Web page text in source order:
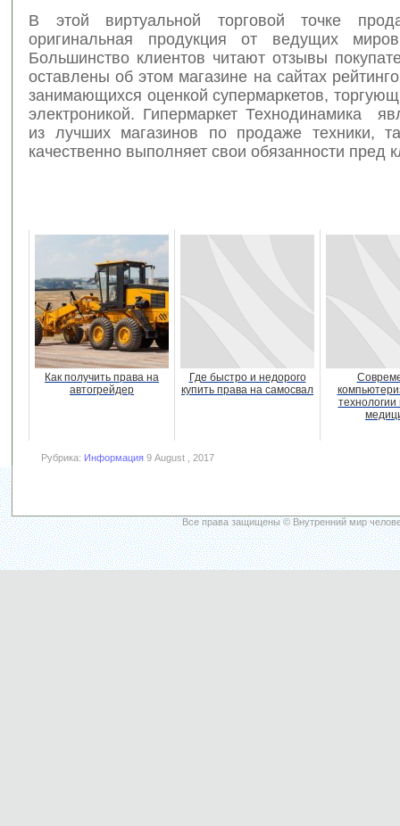
В этой виртуальной торговой точке
оригинальная продукция от ведущих
Большинство клиентов читают отзывы
оставлены об этом магазине на сайтах
занимающихся оценкой супермаркетов,
электроникой. Гипермаркет Технодинамика
из лучших магазинов по продаже техники,
качественно выполняет свои обязанности пред
Как получить права на
автогрейдер
Где быстро и недорого
купить права на самосвал
технологии
Рубрика: Информация 9 August , 2017
Все права защищены © Внутренний мир